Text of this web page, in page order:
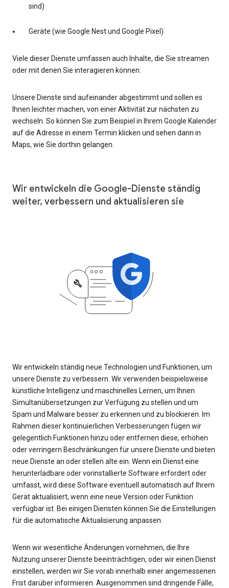
sind)
Geräte (wie Google Nest und Google Pixel)
Viele dieser Dienste umfassen auch Inhalte, die Sie streamen
oder mit denen Sie interagieren können.
Unsere Dienste sind aufeinander abgestimmt und sollen es
Ihnen leichter machen, von einer Aktivität zur nächsten zu
wechseln. So können Sie zum Beispiel in Ihrem Google Kalender
auf die Adresse in einem Termin klicken und sehen dann in
Maps, wie Sie dorthin gelangen.
Wir entwickeln die Google-Dienste ständig
weiter, verbessern und aktualisieren sie
Wir entwickeln ständig neue Technologien und Funktionen, um
unsere Dienste zu verbessern. Wir verwenden beispielsweise
künstliche Intelligenz und maschinelles Lernen, um Ihnen
Simultanübersetzungen zur Verfügung zu stellen und um
Spam und Malware besser zu erkennen und zu blockieren. Im
Rahmen dieser kontinuierlichen Verbesserungen fügen wir
gelegentlich Funktionen hinzu oder entfernen diese, erhöhen
oder verringern Beschränkungen für unsere Dienste und bieten
neue Dienste an oder stellen alte ein. Wenn ein Dienst eine
herunterladbare oder vorinstallierte Software erfordert oder
umfasst, wird diese Software eventuell automatisch auf Ihrem
Gerät aktualisiert, wenn eine neue Version oder Funktion
verfügbar ist. Bei einigen Diensten können Sie die Einstellungen
für die automatische Aktualisierung anpassen.
Wenn wir wesentliche Änderungen vornehmen, die Ihre
Nutzung unserer Dienste beeinträchtigen, oder wir einen Dienst
einstellen, werden wir Sie vorab innerhalb einer angemessenen
Frist darüber informieren. Ausgenommen sind dringende Fälle,